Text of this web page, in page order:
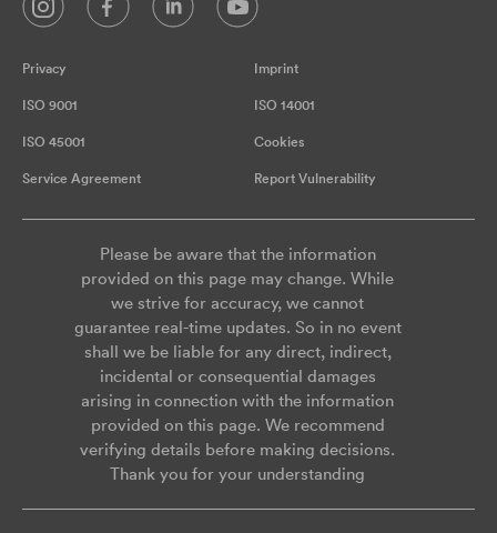
Privacy Imprint
ISO 9001 ISO 14001
ISO 45001 Cookies
Service Agreement Report Vulnerability
Please be aware that the information
provided on this page may change. While
we strive for accuracy, we cannot
guarantee real-time updates. So in no event
shall we be liable for any direct, indirect,
incidental or consequential damages
arising in connection with the information
provided on this page. We recommend
verifying details before making decisions.
Thank you for your understanding